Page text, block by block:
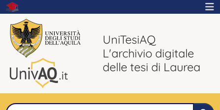
UniTesiAQ
L'archivio digitale
delle tesi di Laurea